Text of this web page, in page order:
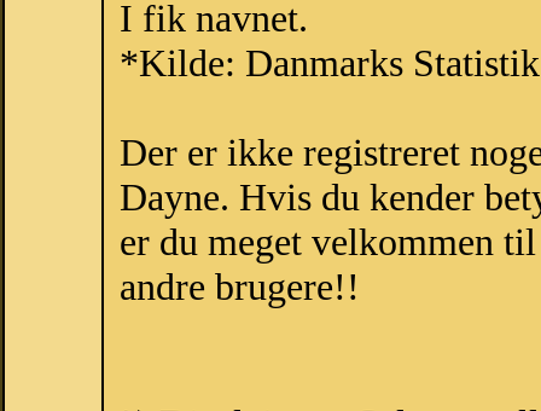
I fik navnet.
*Kilde: Danmarks Statistik
Der er ikke registreret
Dayne. Hvis du kender
er du meget velkommen
andre brugere!!